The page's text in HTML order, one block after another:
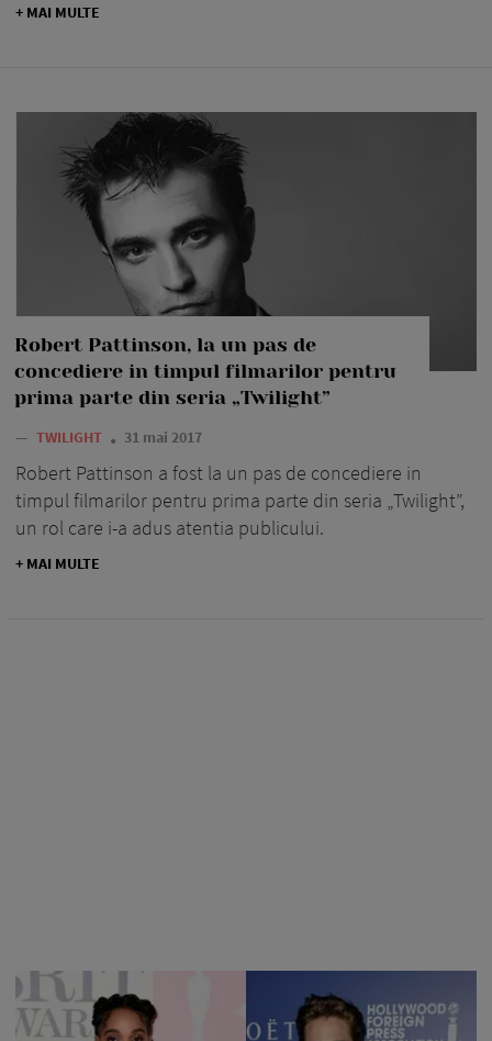
+ MAI MULTE
Robert Pattinson, la un pas de
concediere in timpul filmarilor pentru
prima parte din seria „Twilight”
— TWILIGHT 31 mai 2017
Robert Pattinson a fost la un pas de concediere in
timpul filmarilor pentru prima parte din seria „Twilight”,
un rol care i-a adus atentia publicului.
+ MAI MULTE